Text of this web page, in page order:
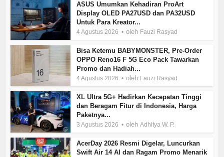
ASUS Umumkan Kehadiran ProArt
Display OLED PA27USD dan PA32USD
Untuk Para Kreator...
4 Agustus 2026 oleh Fauzi Rasyad
Bisa Ketemu BABYMONSTER, Pre-Order
OPPO Reno16 F 5G Eco Pack Tawarkan
Promo dan Hadiah...
4 Agustus 2026 oleh Fauzi Rasyad
XL Ultra 5G+ Hadirkan Kecepatan Tinggi
dan Beragam Fitur di Indonesia, Harga
Paketnya...
3 Agustus 2026 olehAdhitya W. P.
AcerDay 2026 Resmi Digelar, Luncurkan
Swift Air 14 AI dan Ragam Promo Menarik